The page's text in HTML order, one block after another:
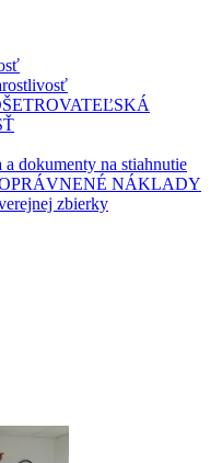
dokumenty na stiahnutie
NÁKLADY
zbierky